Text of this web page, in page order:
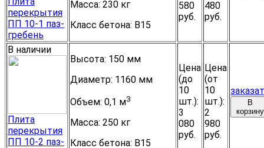
перекрытия
ПП 10-1 паз-
гребень
Масса: 230 кг
Класс бетона: B15
580
руб.
480
руб.
В наличии
Плита
перекрытия
ПП 10-2 паз-
Высота: 150 мм
Диаметр: 1160 мм
Объем: 0,1 м3
Масса: 250 кг
Класс бетона: B15
Цена
(до
10
шт.):
3
080
руб.
Цена
(от
10
шт.):
2
980
руб.
В
корзину